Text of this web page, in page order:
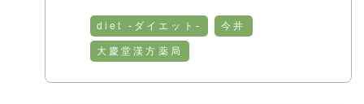
diet -ダイエット- 今井
大慶堂漢方薬局